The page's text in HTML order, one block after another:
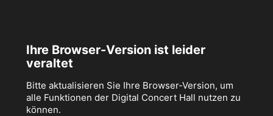
Ihre Browser-Version ist leider
veraltet
Bitte aktualisieren Sie Ihre Browser-Version, um
alle Funktionen der Digital Concert Hall nutzen zu
können.